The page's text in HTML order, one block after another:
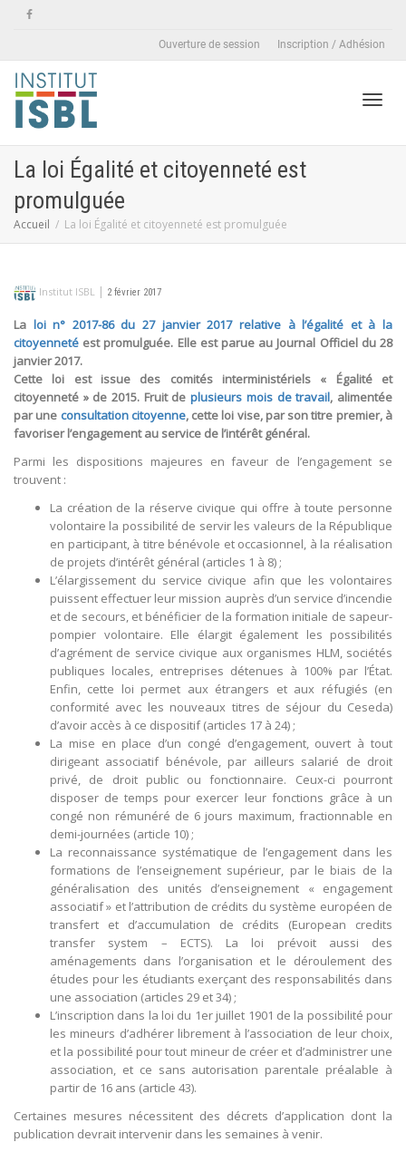
Ouverture de session Inscription / Adhésion
La loi Égalité et citoyenneté est
promulguée
Accueil La loi Égalité et citoyenneté est promulguée
Institut ISBL | 2 février 2017
La loi n° 2017-86 du 27 janvier 2017 relative à l’égalité et à la
citoyenneté est promulguée. Elle est parue au Journal Officiel du 28
janvier 2017.
Cette loi est issue des comités interministériels « Égalité et
citoyenneté » de 2015. Fruit deplusieurs mois de travail, alimentée
par une consultation citoyenne, cette loi vise, par son titre premier, à
favoriser l’engagement au service de l’intérêt général.
Parmi les dispositions majeures en faveur de l’engagement se
trouvent :
La création de la réserve civique qui offre à toute personne
volontaire la possibilité de servir les valeurs de la République
en participant, à titre bénévole et occasionnel, à la réalisation
de projets d’intérêt général (articles 1 à 8) ;
L’élargissement du service civique afin que les volontaires
puissent effectuer leur mission auprès d’un service d’incendie
et de secours, et bénéficier de la formation initiale de sapeur-
pompier volontaire. Elle élargit également les possibilités
d’agrément de service civique aux organismes HLM, sociétés
publiques locales, entreprises détenues à 100% par l’État.
Enfin, cette loi permet aux étrangers et aux réfugiés (en
conformité avec les nouveaux titres de séjour du Ceseda)
d’avoir accès à ce dispositif (articles 17 à 24) ;
La mise en place d’un congé d’engagement, ouvert à tout
dirigeant associatif bénévole, par ailleurs salarié de droit
privé, de droit public ou fonctionnaire. Ceux-ci pourront
disposer de temps pour exercer leur fonctions grâce à un
congé non rémunéré de 6 jours maximum, fractionnable en
demi-journées (article 10) ;
La reconnaissance systématique de l’engagement dans les
formations de l’enseignement supérieur, par le biais de la
généralisation des unités d’enseignement « engagement
associatif » et l’attribution de crédits du système européen de
transfert et d’accumulation de crédits (European credits
transfer system – ECTS). La loi prévoit aussi des
aménagements dans l’organisation et le déroulement des
études pour les étudiants exerçant des responsabilités dans
une association (articles 29 et 34) ;
L’inscription dans la loi du 1er juillet 1901 de la possibilité pour
les mineurs d’adhérer librement à l’association de leur choix,
et la possibilité pour tout mineur de créer et d’administrer une
association, et ce sans autorisation parentale préalable à
partir de 16 ans (article 43).
Certaines mesures nécessitent des décrets d’application dont la
publication devrait intervenir dans les semaines à venir.